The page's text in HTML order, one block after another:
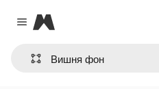
Close menu
Magnific